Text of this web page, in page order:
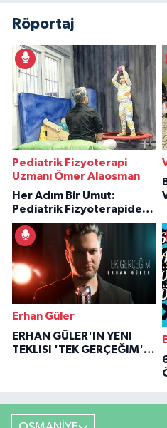
Röportaj
Pediatrik Fizyoterapi
Uzmanı Ömer Alaosman
Her Adım Bir Umut:
Pediatrik Fizyoterapiden
İlham Veren Hikâyeler
Erhan Güler
ERHAN GÜLER'IN YENI
TEKLISI 'TEK GERÇEĞIM'LE